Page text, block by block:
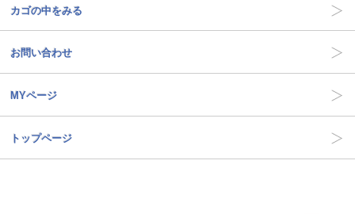
カゴの中をみる
お問い合わせ
MYページ
トップページ